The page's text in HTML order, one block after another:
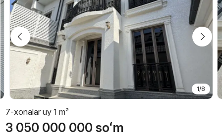
1/8
7-xonalar uy 1 m²
3 050 000 000 soʻm